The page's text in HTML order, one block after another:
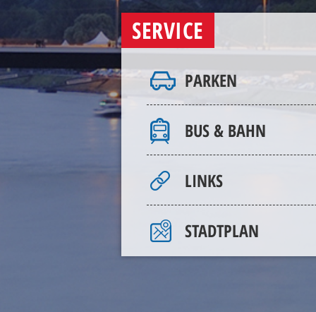
SERVICE
PARKEN
BUS & BAHN
LINKS
STADTPLAN